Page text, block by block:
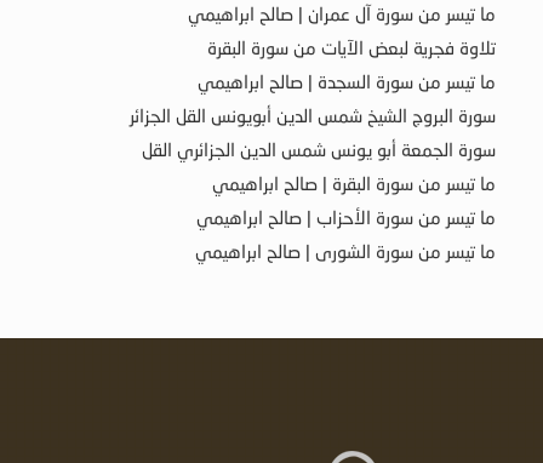
ما تيسر من سورة آل عمران | صالح ابراهيمي
تلاوة فجرية لبعض الآيات من سورة البقرة
ما تيسر من سورة السجدة | صالح ابراهيمي
سورة البروج الشيخ شمس الدين أبويونس القل الجزائر
سورة الجمعة أبو يونس شمس الدين الجزائري القل
ما تيسر من سورة البقرة | صالح ابراهيمي
ما تيسر من سورة الأحزاب | صالح ابراهيمي
ما تيسر من سورة الشورى | صالح ابراهيمي